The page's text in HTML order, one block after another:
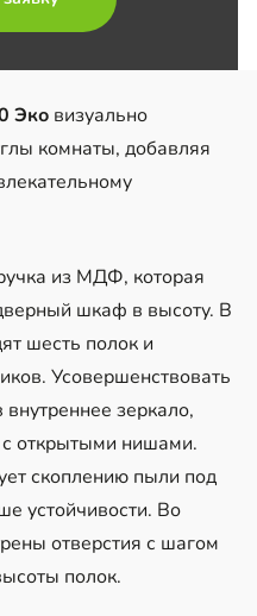
Эко визуально
комнаты, добавляя
из МДФ, которая
шкаф в высоту. В
шесть полок и
Усовершенствовать
зеркало,
с открытыми нишами.
скоплению пыли под
устойчивости. Во
отверстия с шагом
полок.